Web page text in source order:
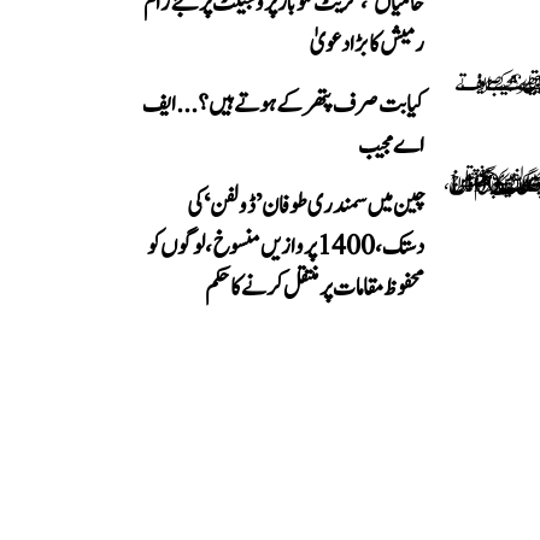
رمیش کا بڑا دعویٰ
کیا بت صرف پتھر کے ہوتے ہیں؟...ایف
اے مجیب
چین میں سمندری طوفان ’ڈولفن‘ کی
دستک، 1400 پروازیں منسوخ، لوگوں کو
محفوظ مقامات پر منتقل کرنے کا حکم